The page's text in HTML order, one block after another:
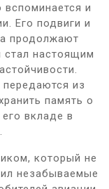
и
Его подвиги и
продолжают
стал настоящим
из
память о
вкладе в
который не
незабываемые